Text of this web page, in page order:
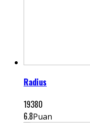
Radius
19380
6.8Puan